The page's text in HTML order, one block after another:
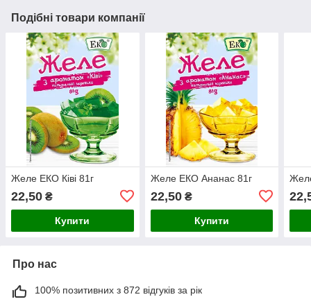
Подібні товари компанії
Желе ЕКО Ківі 81г
22,50 ₴
Купити
Желе ЕКО Ананас 81г
22,50₴
Купити
Про нас
100% позитивних з 872 відгуків за рік